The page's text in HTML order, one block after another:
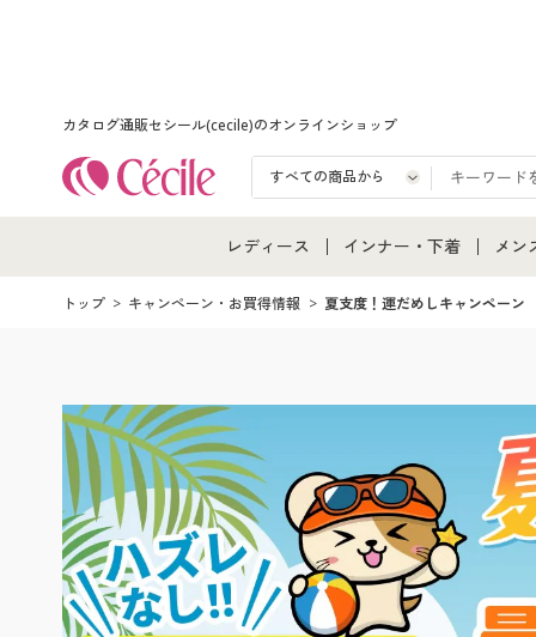
カタログ通販セシール(cecile)のオンラインショップ
レディース
レディース通販すべて
女性下着
インナー・下着
インナー・下着通販すべ
ジュニア・ティーンズ下
メン
メン
トップ キャンペーン・お買得情報 夏支度！運だめしキャンペーン